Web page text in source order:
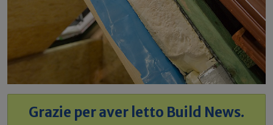
Grazie per aver letto Build News.